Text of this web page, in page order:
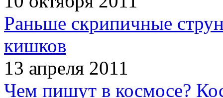
Раньше скрипичные
кишков
13 апреля 2011
Чем пишут в космосе?